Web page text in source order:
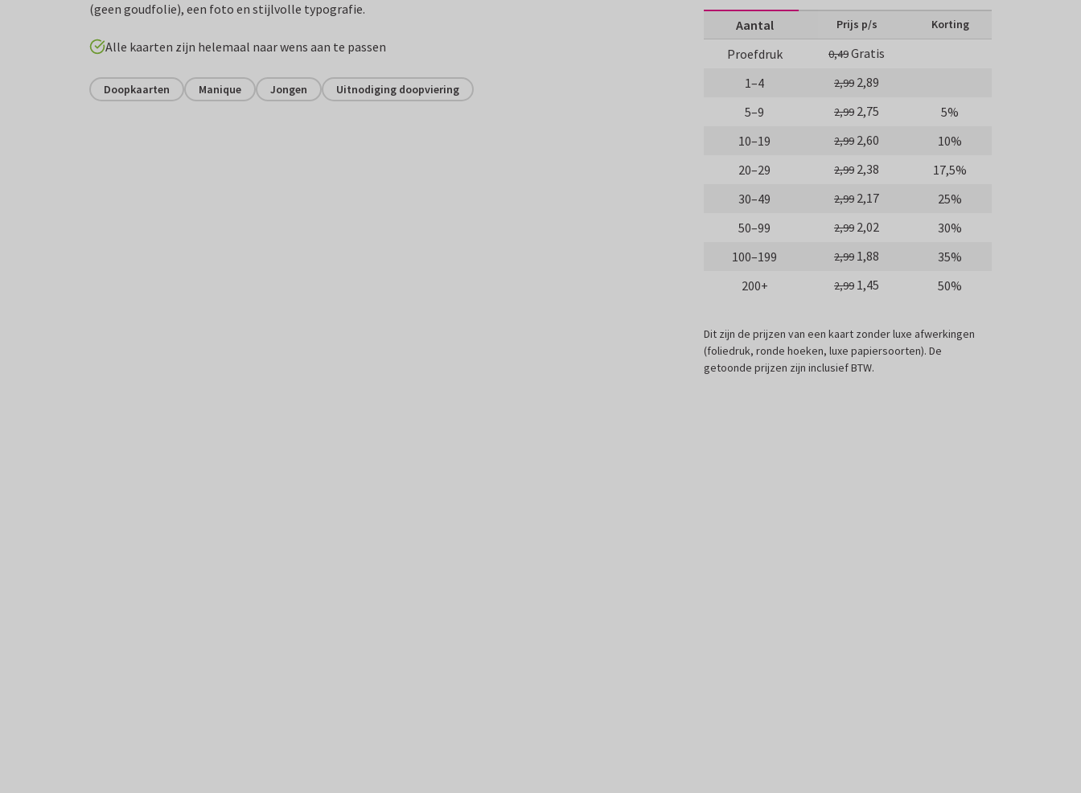
(geen goudfolie), een foto en stijlvolle typografie.
Alle kaarten zijn helemaal naar wens aan te passen
Doopkaarten Manique Jongen Uitnodiging doopviering
Aantal Prijs p/s Korting
Proefdruk 0,49Gratis
1–4
2,99 2,89
5–9
2,99 2,75
5%
10–19
2,99 2,60
10%
20–29
2,99 2,38
17,5%
30–49
2,99 2,17
25%
50–99
2,99 2,02
30%
100–199
2,99 1,88
35%
200+
2,99 1,45 50%
Dit zijn de prijzen van een kaart zonder luxe afwerkingen
(foliedruk, ronde hoeken, luxe papiersoorten). De
getoonde prijzen zijn inclusief BTW.